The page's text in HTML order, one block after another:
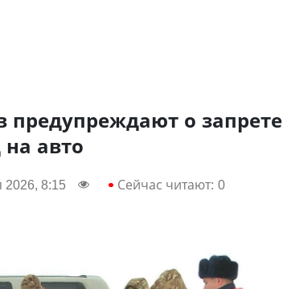
предупреждают о запрете
авто
2026, 8:15 Сейчас читают: 0